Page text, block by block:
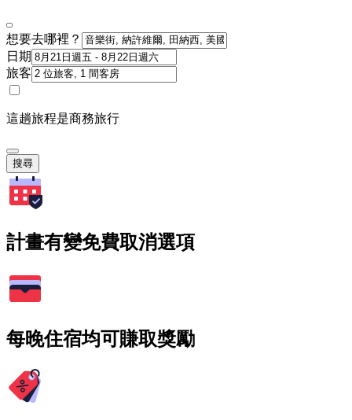
想要去哪裡？
日期
旅客
這趟旅程是商務旅行
搜尋
計畫有變免費取消選項
每晚住宿均可賺取獎勵